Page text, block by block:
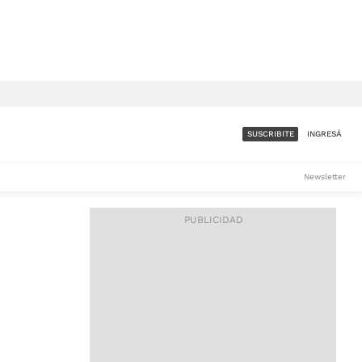
ACCESO FULL - $1.800/MES
SUSCRIBITE INGRESÁ
Newsletter